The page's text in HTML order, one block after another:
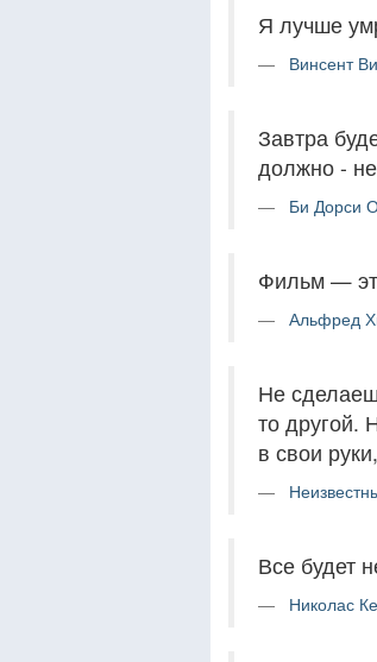
Я лучше
Винсент
Завтра
должно - не
Би Дорси
Фильм —
Альфред
Не
то другой.
в свои
Все будет
Николас